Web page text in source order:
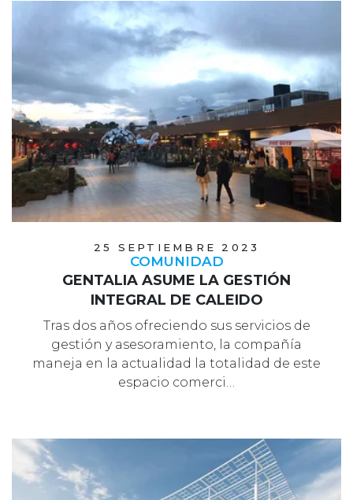
25 SEPTIEMBRE 2023
COMUNIDAD
GENTALIA ASUME LA GESTIÓN
INTEGRAL DE CALEIDO
Tras dos años ofreciendo sus servicios de
gestión y asesoramiento, la compañía
maneja en la actualidad la totalidad de este
espacio comerci…